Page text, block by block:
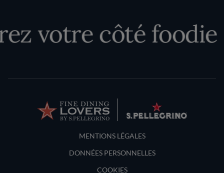
votre côté foodie
Terms and Conditions
MENTIONS LÉGALES
DONNÉES PERSONNELLES
COOKIES